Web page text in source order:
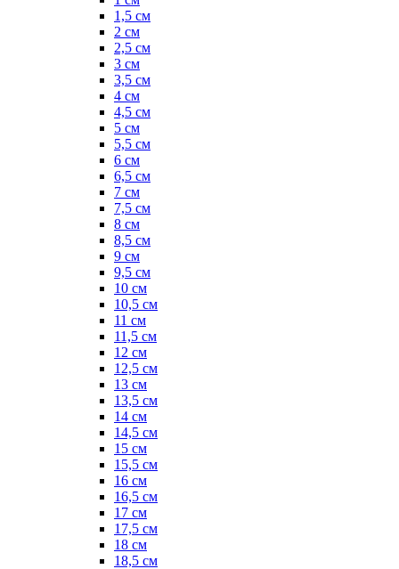
1,5 см
2 см
2,5 см
3 см
3,5 см
4 см
4,5 см
5 см
5,5 см
6 см
6,5 см
7 см
7,5 см
8 см
8,5 см
9 см
9,5 см
10 см
10,5 см
11 см
11,5 см
12 см
12,5 см
13 см
13,5 см
14 см
14,5 см
15 см
15,5 см
16 см
16,5 см
17 см
17,5 см
18 см
18,5 см